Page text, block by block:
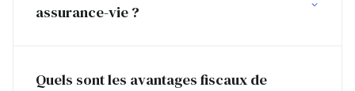
assurance-vie ?
Quels sont les avantages fiscaux de